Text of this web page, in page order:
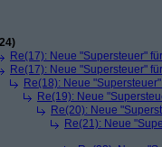
Re(17): Neue "Supersteuer"
Re(17): Neue "Supersteuer"
Re(18): Neue
Re(19): Neue
Re(20): Neue
Re(21): Neue